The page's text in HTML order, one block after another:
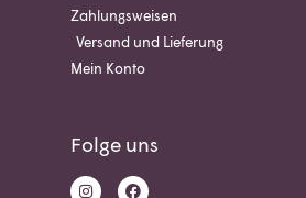
Zahlungsweisen
Versand und Lieferung
Mein Konto
Folge uns